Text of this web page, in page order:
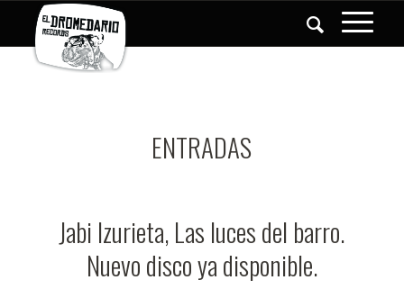
ENTRADAS
Jabi Izurieta, Las luces del barro.
Nuevo disco ya disponible.